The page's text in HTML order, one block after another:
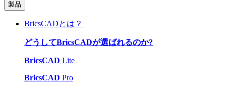
製品
BricsCADとは？
どうしてBricsCADが選ばれるのか?
BricsCAD Lite
BricsCAD Pro